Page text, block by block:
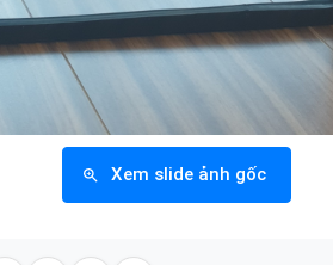
Xem slide ảnh gốc